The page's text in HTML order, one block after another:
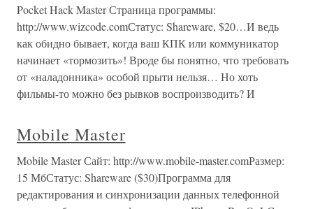
Pocket Hack Master Страница программы:
http://www.wizcode.comСтатус: Shareware, $20…И ведь
как обидно бывает, когда ваш КПК или коммуникатор
начинает «тормозить»! Вроде бы понятно, что требовать
от «наладонника» особой прыти нельзя… Но хоть
фильмы-то можно без рывков воспроизводить? И
Mobile Master
Mobile Master Сайт: http://www.mobile-master.comРазмер:
15 МбСтатус: Shareware ($30)Программа для
редактирования и синхронизации данных телефонной